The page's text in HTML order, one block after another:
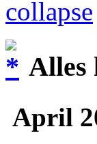
Alles
April